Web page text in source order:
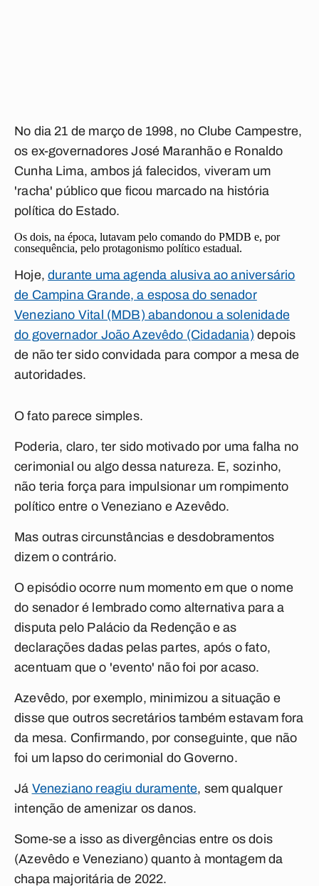
No dia 21 de março de 1998, no Clube Campestre,
os ex-governadores José Maranhão e Ronaldo
Cunha Lima, ambos já falecidos, viveram um
'racha' público que ficou marcado na história
política do Estado.
Os dois, na época, lutavam pelo comando do PMDB e, por
consequência, pelo protagonismo político estadual.
Hoje,durante uma agenda alusiva ao aniversário
de Campina Grande, a esposa do senador
Veneziano Vital (MDB) abandonou a solenidade
do governador João Azevêdo (Cidadania) depois
de não ter sido convidada para compor a mesa de
autoridades.
O fato parece simples.
Poderia, claro, ter sido motivado por uma falha no
cerimonial ou algo dessa natureza. E, sozinho,
não teria força para impulsionar um rompimento
político entre o Veneziano e Azevêdo.
Mas outras circunstâncias e desdobramentos
dizem o contrário.
O episódio ocorre num momento em que o nome
do senador é lembrado como alternativa para a
disputa pelo Palácio da Redenção e as
declarações dadas pelas partes, após o fato,
acentuam que o 'evento' não foi por acaso.
Azevêdo, por exemplo, minimizou a situação e
disse que outros secretários também estavam fora
da mesa. Confirmando, por conseguinte, que não
foi um lapso do cerimonial do Governo.
Já Veneziano reagiu duramente, sem qualquer
intenção de amenizar os danos.
Some-se a isso as divergências entre os dois
(Azevêdo e Veneziano) quanto à montagem da
chapa majoritária de 2022.